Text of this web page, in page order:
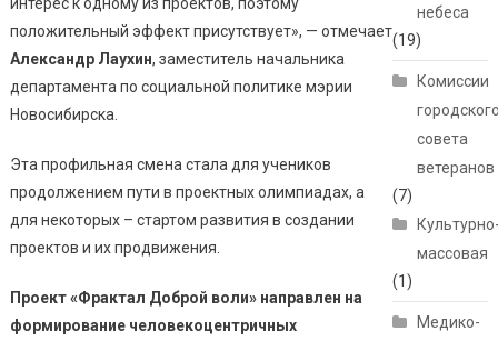
положительный эффект присутствует», — отмечает
Александр Лаухин, заместитель начальника
департамента по социальной политике мэрии
Новосибирска.
Эта профильная смена стала для учеников
продолжением пути в проектных олимпиадах, а
для некоторых – стартом развития в создании
проектов и их продвижения.
Проект «Фрактал Доброй воли» направлен на
формирование человекоцентричных
небеса
(19)
Комиссии
совета
ветеранов
(7)
массовая
(1)
Медико-